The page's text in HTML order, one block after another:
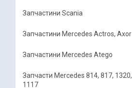
Запчастини Scania
Запчастини Mercedes Actros, Axor
Запчастини Mercedes Atego
Запчасти Mercedes 814, 817, 1320,
1117